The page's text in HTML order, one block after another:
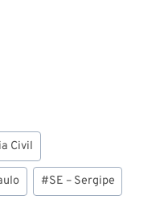
Civil
#SE – Sergipe